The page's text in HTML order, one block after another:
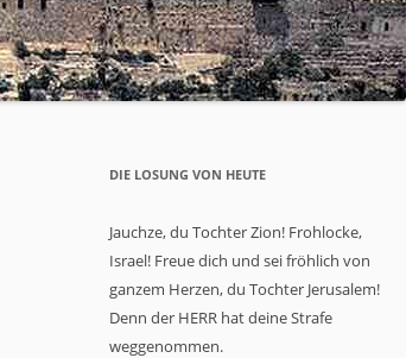
TEIL 3 – WER IST YESHUA?
TEIL 4 – DIE DREIEINIGKEIT ?
TEIL 7 – DIE TORAH UND DIE
DIE LOSUNG VON HEUTE
Jauchze, du Tochter Zion! Frohlocke,
Israel! Freue dich und sei fröhlich von
ganzem Herzen, du Tochter Jerusalem!
Denn der HERR hat deine Strafe
weggenommen.